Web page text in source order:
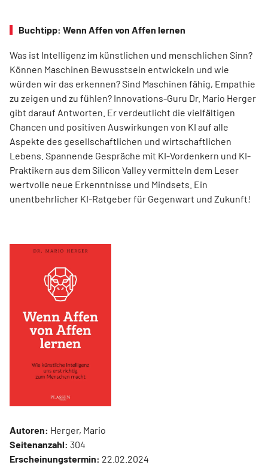
Buchtipp: Wenn Affen von Affen lernen
Was ist Intelligenz im künstlichen und menschlichen Sinn?
Können Maschinen Bewusstsein entwickeln und wie
würden wir das erkennen? Sind Maschinen fähig, Empathie
zu zeigen und zu fühlen? Innovations-Guru Dr. Mario Herger
gibt darauf Antworten. Er verdeutlicht die viel­fältigen
Chancen und positiven Auswirkungen von KI auf alle
Aspekte des gesellschaftlichen und wirtschaftlichen
Lebens. Spannende Gespräche mit KI-Vordenkern und KI-
Praktikern aus dem Silicon Valley vermitteln dem Leser
wertvolle neue Erkenntnisse und Mindsets. Ein
unentbehrlicher KI-Ratgeber für Gegenwart und Zukunft!
Autoren: Herger, Mario
Seitenanzahl: 304
Erscheinungstermin: 22.02.2024